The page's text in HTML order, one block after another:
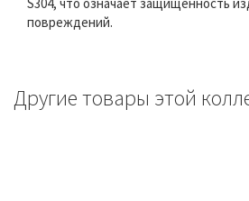
повреждений.
Другие товары этой